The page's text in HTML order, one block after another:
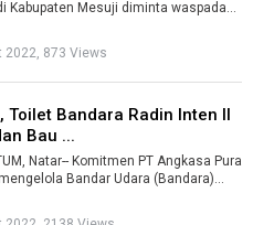
Kabupaten Mesuji diminta waspada
2022, 873 Views
Toilet Bandara Radin Inten II
Bau ...
Natar-- Komitmen PT Angkasa Pura
mengelola Bandar Udara (Bandara)